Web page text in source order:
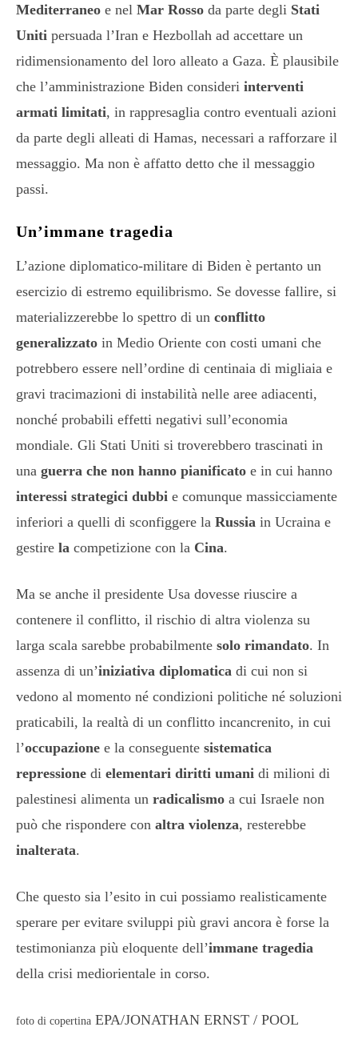
Mediterraneo e nel Mar Rosso da parte degli Stati
Uniti persuada l’Iran e Hezbollah ad accettare un
ridimensionamento del loro alleato a Gaza. È plausibile
che l’amministrazione Biden consideri interventi
armati limitati, in rappresaglia contro eventuali azioni
da parte degli alleati di Hamas, necessari a rafforzare il
messaggio. Ma non è affatto detto che il messaggio
passi.
Un’immane tragedia
L’azione diplomatico-militare di Biden è pertanto un
esercizio di estremo equilibrismo. Se dovesse fallire, si
materializzerebbe lo spettro di un conflitto
generalizzato in Medio Oriente con costi umani che
potrebbero essere nell’ordine di centinaia di migliaia e
gravi tracimazioni di instabilità nelle aree adiacenti,
nonché probabili effetti negativi sull’economia
mondiale. Gli Stati Uniti si troverebbero trascinati in
una guerra che non hanno pianificato e in cui hanno
interessi strategici dubbi e comunque massicciamente
inferiori a quelli di sconfiggere la Russia in Ucraina e
gestire la competizione con la Cina.
Ma se anche il presidente Usa dovesse riuscire a
contenere il conflitto, il rischio di altra violenza su
larga scala sarebbe probabilmente solo rimandato. In
assenza di un’iniziativa diplomatica di cui non si
vedono al momento né condizioni politiche né soluzioni
praticabili, la realtà di un conflitto incancrenito, in cui
l’occupazione e la conseguente sistematica
repressione di elementari diritti umani di milioni di
palestinesi alimenta un radicalismo a cui Israele non
può che rispondere con altra violenza, resterebbe
inalterata.
Che questo sia l’esito in cui possiamo realisticamente
sperare per evitare sviluppi più gravi ancora è forse la
testimonianza più eloquente dell’immane tragedia
della crisi mediorientale in corso.
foto di copertina EPA/JONATHAN ERNST / POOL